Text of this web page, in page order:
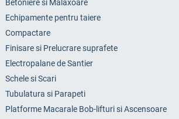
Betoniere si Malaxoare
Echipamente pentru taiere
Compactare
Finisare si Prelucrare suprafete
Electropalane de Santier
Schele si Scari
Tubulatura si Parapeti
Platforme Macarale Bob-lifturi si Ascensoare